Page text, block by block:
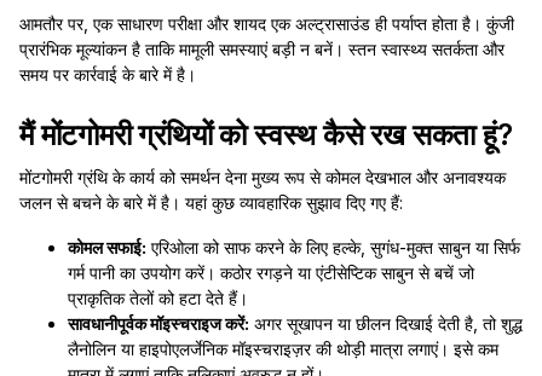
आमतौर पर, एक साधारण परीक्षा और शायद एक अल्ट्रासाउंड ही पर्याप्त होता है। कुंजी
प्रारंभिक मूल्यांकन है ताकि मामूली समस्याएं बड़ी न बनें। स्तन स्वास्थ्य सतर्कता और
समय पर कार्रवाई के बारे में है।
मैं मोंटगोमरी ग्रंथियों को स्वस्थ कैसे रख सकता हूं?
मोंटगोमरी ग्रंथि के कार्य को समर्थन देना मुख्य रूप से कोमल देखभाल और अनावश्यक
जलन से बचने के बारे में है। यहां कुछ व्यावहारिक सुझाव दिए गए हैं:
कोमल सफाई: एरिओला को साफ करने के लिए हल्के, सुगंध-मुक्त साबुन या सिर्फ
गर्म पानी का उपयोग करें। कठोर रगड़ने या एंटीसेप्टिक साबुन से बचें जो
प्राकृतिक तेलों को हटा देते हैं।
सावधानीपूर्वक मॉइस्चराइज करें: अगर सूखापन या छीलन दिखाई देती है, तो शुद्ध
लैनोलिन या हाइपोएलर्जेनिक मॉइस्चराइज़र की थोड़ी मात्रा लगाएं। इसे कम